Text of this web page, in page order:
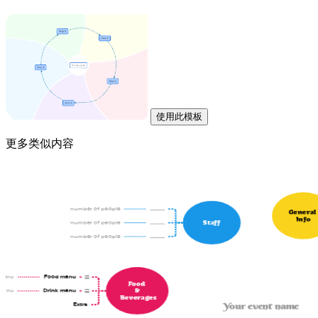
使用此模板
更多类似内容